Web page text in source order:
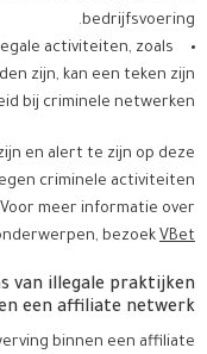
bedrijfsvoering.
activiteiten, zoals
zijn, kan een teken zijn
bij criminele netwerken.
en alert te zijn op deze
criminele activiteiten
meer informatie over
bezoek VBet
van illegale praktijken
een affiliate netwerk?
binnen een affiliate